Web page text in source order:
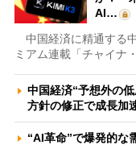
AI…
中国経済に精通する
ミアム連載「チャイナ
中国経済“予想外の
方針の修正で成長加
“AI革命”で爆発的な